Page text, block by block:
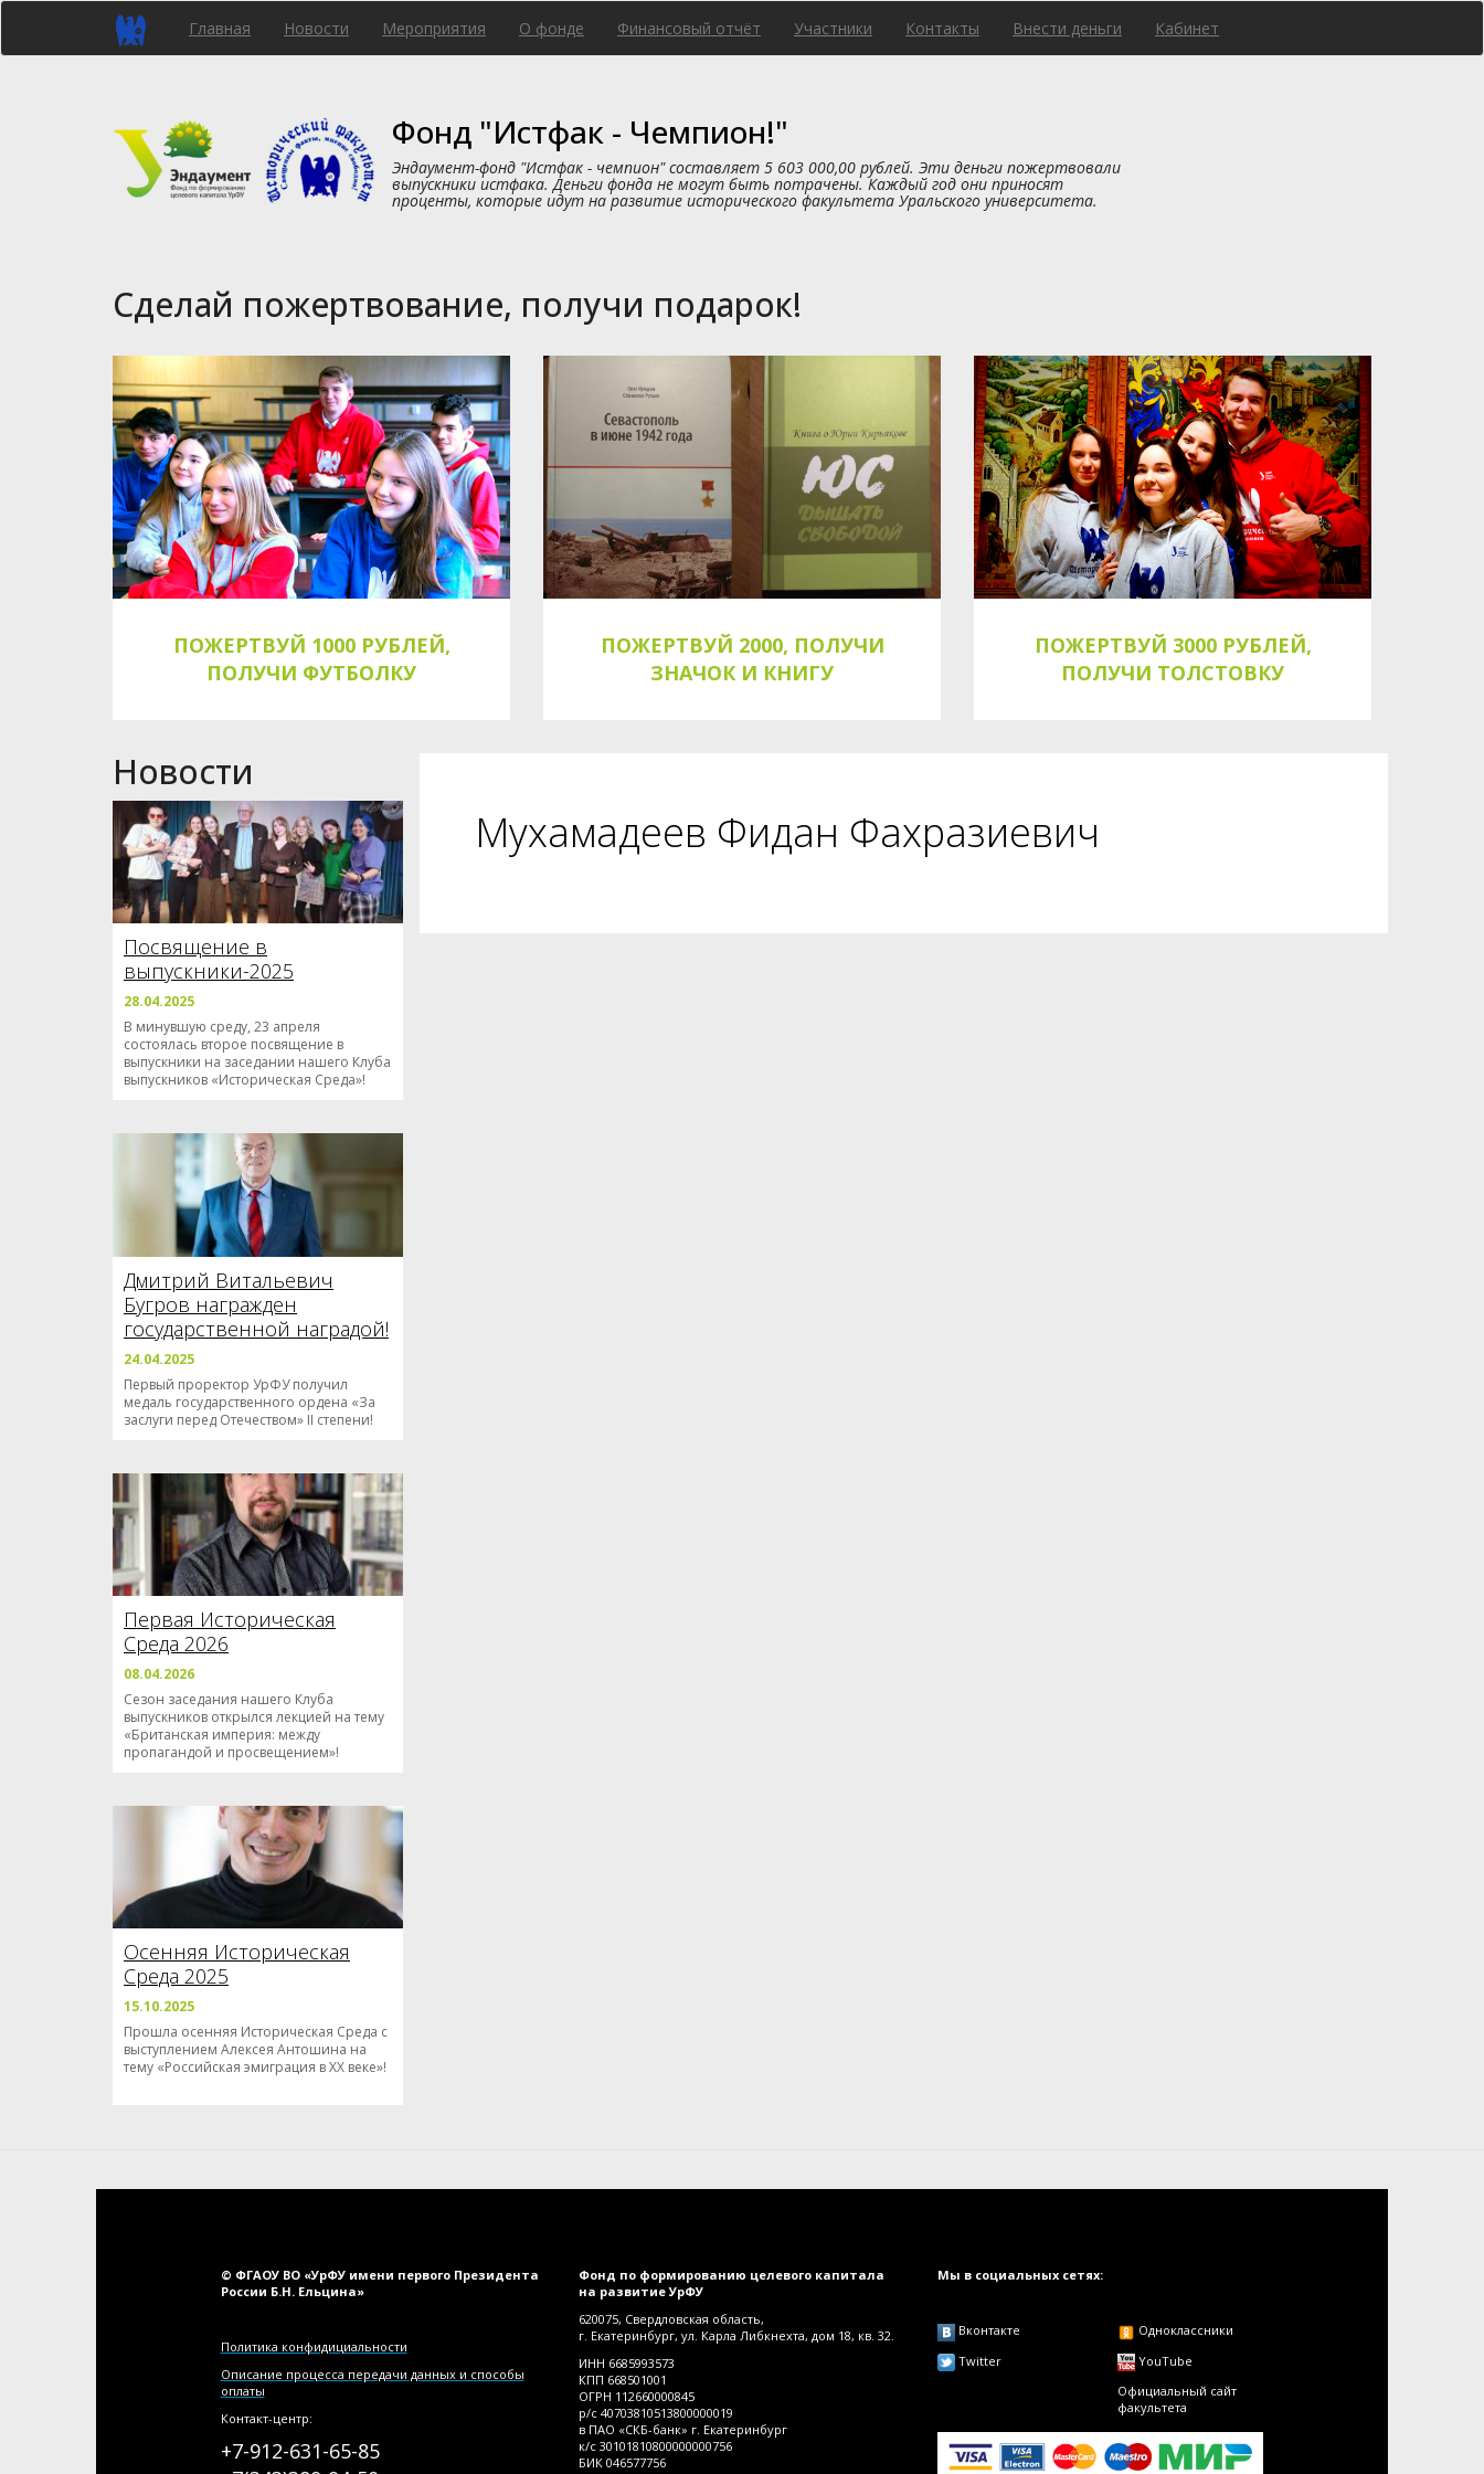
Перейти
основному
Главная Новости Мероприятия О фонде Финансовый отчёт Участники Контакты Внести деньги Кабинет
Фонд "Истфак - Чемпион!"
Эндаумент-фонд "Истфак - чемпион" составляет 5 603 000,00 рублей. Эти деньги пожертвовали
выпускники истфака. Деньги фонда не могут быть потрачены. Каждый год они приносят
проценты, которые идут на развитие исторического факультета Уральского университета.
Сделай пожертвование, получи подарок!
ПОЖЕРТВУЙ 1000 РУБЛЕЙ,
ПОЛУЧИ ФУТБОЛКУ
ПОЖЕРТВУЙ 2000, ПОЛУЧИ
ЗНАЧОК И КНИГУ
ПОЖЕРТВУЙ 3000 РУБЛЕЙ,
ПОЛУЧИ ТОЛСТОВКУ
Новости
Посвящение в
выпускники-2025
28.04.2025
В минувшую среду, 23 апреля
состоялась второе посвящение в
выпускники на заседании нашего Клуба
выпускников «Историческая Среда»!
Дмитрий Витальевич
Бугров награжден
государственной наградой!
24.04.2025
Первый проректор УрФУ получил
медаль государственного ордена «За
заслуги перед Отечеством» II степени!
Первая Историческая
Среда 2026
08.04.2026
Сезон заседания нашего Клуба
выпускников открылся лекцией на тему
«Британская империя: между
пропагандой и просвещением»!
Осенняя Историческая
Среда 2025
15.10.2025
Прошла осенняя Историческая Среда с
выступлением Алексея Антошина на
тему «Российская эмиграция в XX веке»!
Мухамадеев Фидан Фахразиевич
© ФГАОУ ВО «УрФУ имени первого Президента
России Б.Н. Ельцина»
Политика конфидициальности
Описание процесса передачи данных и способы
оплаты
Контакт-центр:
+7-912-631-65-85
Фонд по формированию целевого капитала
на развитие УрФУ
620075, Свердловская область,
г. Екатеринбург, ул. Карла Либкнехта, дом 18, кв. 32.
ИНН 6685993573
КПП 668501001
ОГРН 112660000845
р/с 40703810513800000019
в ПАО «СКБ-банк» г. Екатеринбург
к/с 30101810800000000756
БИК 046577756
Мы в социальных сетях:
Вконтакте
Twitter
Одноклассники
YouTube
Официальный сайт
факультета